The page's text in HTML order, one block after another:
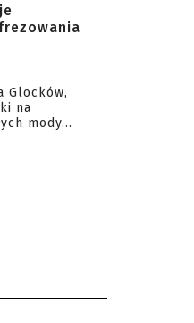
Glocków,
na
mody...